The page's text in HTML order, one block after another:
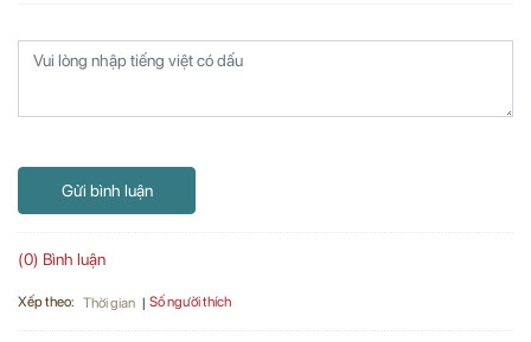
Gửi bình luận
(0) Bình luận
Xếp theo: Thời gian Số người thích